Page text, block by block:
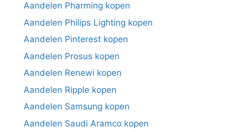
Aandelen Pharming kopen
Aandelen Philips Lighting kopen
Aandelen Pinterest kopen
Aandelen Prosus kopen
Aandelen Renewi kopen
Aandelen Ripple kopen
Aandelen Samsung kopen
Aandelen Saudi Aramco kopen